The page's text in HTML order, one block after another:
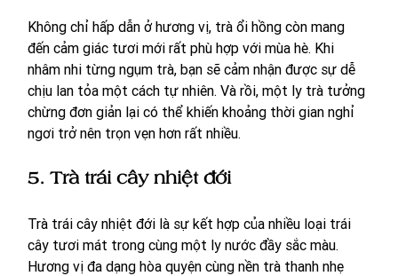
Không chỉ hấp dẫn ở hương vị, trà ổi hồng còn mang
đến cảm giác tươi mới rất phù hợp với mùa hè. Khi
nhâm nhi từng ngụm trà, bạn sẽ cảm nhận được sự dễ
chịu lan tỏa một cách tự nhiên. Và rồi, một ly trà tưởng
chừng đơn giản lại có thể khiến khoảng thời gian nghỉ
ngơi trở nên trọn vẹn hơn rất nhiều.
5. Trà trái cây nhiệt đới
Trà trái cây nhiệt đới là sự kết hợp của nhiều loại trái
cây tươi mát trong cùng một ly nước đầy sắc màu.
Hương vị đa dạng hòa quyện cùng nền trà thanh nhẹ